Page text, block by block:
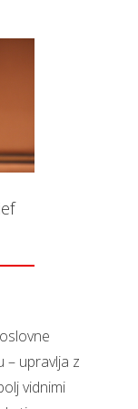
– upravlja z
vidnimi